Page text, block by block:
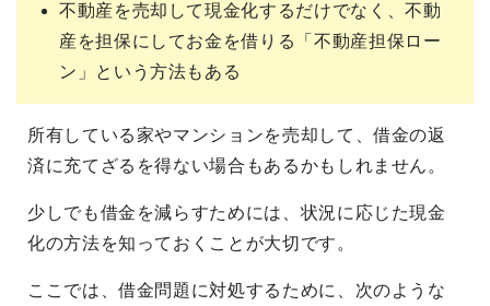
不動産を売却して現金化するだけでなく、不動
産を担保にしてお金を借りる「不動産担保ロー
ン」という方法もある
所有している家やマンションを売却して、借金の返
済に充てざるを得ない場合もあるかもしれません。
少しでも借金を減らすためには、状況に応じた現金
化の方法を知っておくことが大切です。
ここでは、借金問題に対処するために、次のような